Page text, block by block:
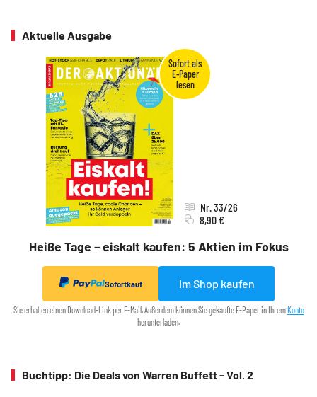
Aktuelle Ausgabe
Heiße Tage – eiskalt kaufen: 5 Aktien im Fokus
Nr. 33/26
8,90 €
Sofortkauf Im Shop kaufen
Sie erhalten einen Download-Link per E-Mail. Außerdem können Sie gekaufte E-Paper in Ihrem Konto
herunterladen.
Buchtipp: Die Deals von Warren Buffett - Vol. 2